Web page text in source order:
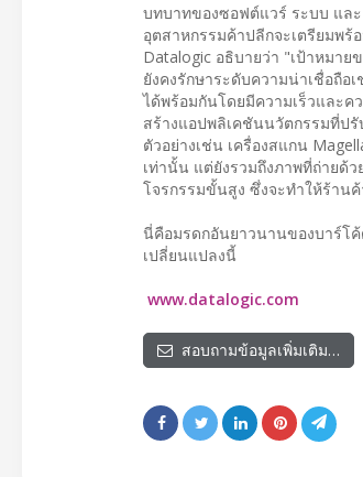
บทบาทของซอฟต์แวร์ ระบบ และ
อุตสาหกรรมค้าปลีกจะเตรียมพร้
Datalogic อธิบายว่า "เป้าหมา
ยังคงรักษาระดับความน่าเชื่อถือ
ได้พร้อมกันโดยมีความเร็วและ
สร้างแอปพลิเคชันนวัตกรรมที่ป
ตัวอย่างเช่น เครื่องสแกน
เท่านั้น แต่ยังรวมถึงภาพที่ถ่ายด้
โจรกรรมขั้นสูง ซึ่งจะทำให้ร้าน
นี่คือมรดกอันยาวนานของบาร์โ
เปลี่ยนแปลงนี้
www.datalogic.com
สอบถามข้อมูลเพิ่มเติม…